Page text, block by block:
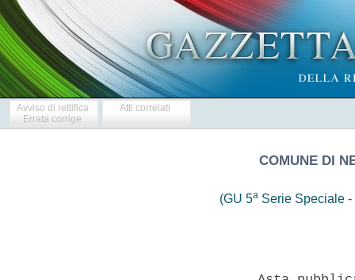
Avviso di rettifica
Errata corrige
Atti correlati
COMUNE DI
(GU 5aSerie Speciale -